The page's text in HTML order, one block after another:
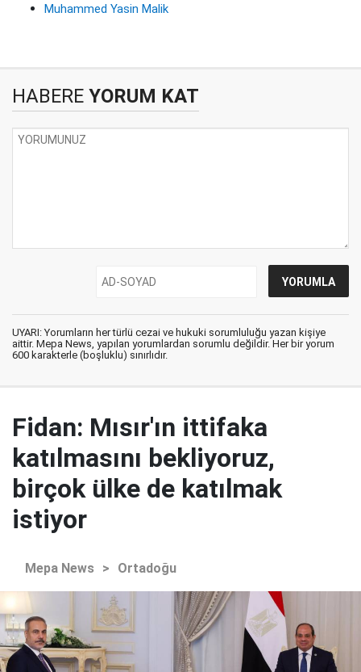
Muhammed Yasin Malik
HABERE YORUM KAT
UYARI: Yorumların her türlü cezai ve hukuki sorumluluğu yazan kişiye
aittir. Mepa News, yapılan yorumlardan sorumlu değildir. Her bir yorum
600 karakterle (boşluklu) sınırlıdır.
Fidan: Mısır'ın ittifaka
katılmasını bekliyoruz,
birçok ülke de katılmak
istiyor
Mepa News > Ortadoğu